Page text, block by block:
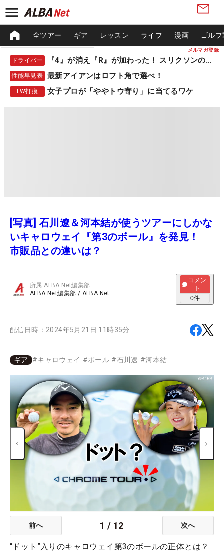
メルマガ登録
全ツアー ギア レッスン ライフ 漫画 ゴル
ドライバー 『4』が消え『R』が加わった！ スリクソンの新作
性能早見表 最新アイアンはロフト角で選べ！
FW打痕 女子プロが「ややトウ寄り」に当てるワケ
[写真] 石川遼＆河本結が使うツアーにしかな
いキャロウェイ『第3のボール』を発見！
市販品との違いは？
所属ALBA Net編集部
ALBA Net編集部 / ALBA Net
コメン
ト
0件
配信日時： 2024年5月21日 11時35分
ギア #キャロウェイ #ボール #石川遼 #河本結
前へ 1 / 12 次へ
“ドット”入りのキャロウェイ第3のボールの正体とは？